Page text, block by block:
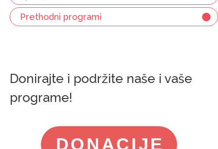
Prethodni programi
Donirajte i podržite naše i vaše
programe!